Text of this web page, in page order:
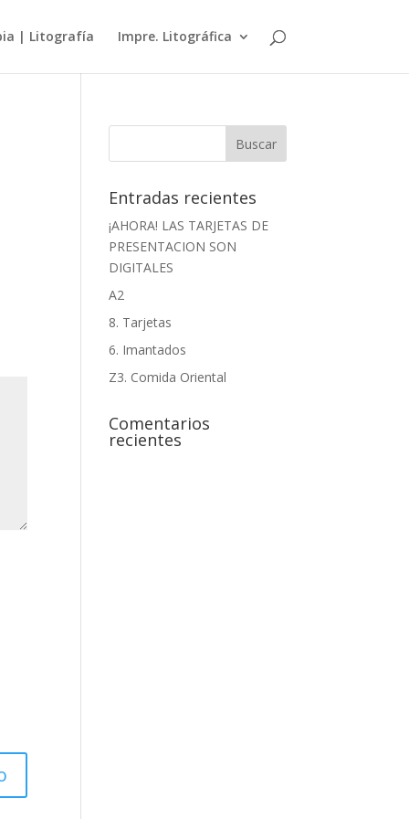
| Litografía Impre. Litográfica
Entradas recientes
¡AHORA! LAS TARJETAS DE
PRESENTACION SON
DIGITALES
A2
8. Tarjetas
6. Imantados
Z3. Comida Oriental
Comentarios
recientes